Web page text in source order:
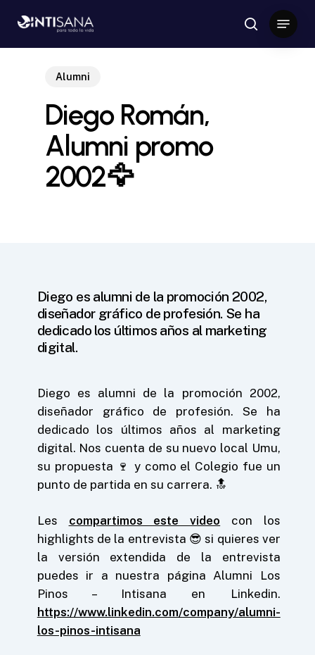
main
search
Menu
Alumni
Diego Román,
Alumni promo
2002🦅
Diego es alumni de la promoción 2002,
diseñador gráfico de profesión. Se ha
dedicado los últimos años al marketing
digital.
Diego es alumni de la promoción 2002,
diseñador gráfico de profesión. Se ha
dedicado los últimos años al marketing
digital. Nos cuenta de su nuevo local Umu,
su propuesta 🍷 y como el Colegio fue un
punto de partida en su carrera. 🔝
Les compartimos este video con los
highlights de la entrevista 😎 si quieres ver
la versión extendida de la entrevista
puedes ir a nuestra página Alumni Los
Pinos – Intisana en Linkedin.
https://www.linkedin.com/company/alumni-
los-pinos-intisana
Close